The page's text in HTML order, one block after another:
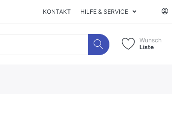
KONTAKT HILFE & SERVICE
Wunsch
Liste